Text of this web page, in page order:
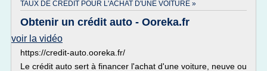
TAUX DE CREDIT POUR L'ACHAT D'UNE VOITURE »
Obtenir un crédit auto - Ooreka.fr
voir la vidéo
https://credit-auto.ooreka.fr/
Le crédit auto sert à financer l'achat d'une voiture, neuve ou